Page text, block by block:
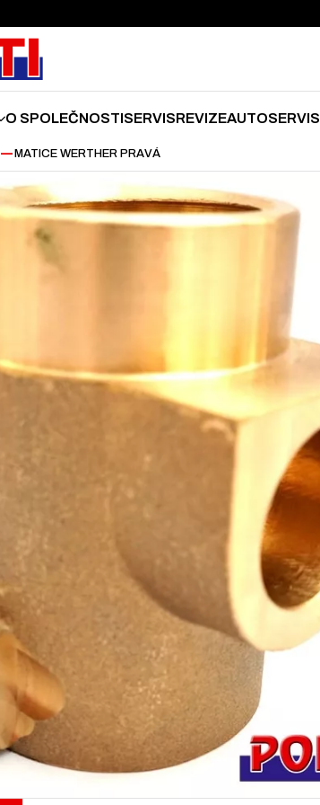
O SPOLEČNOSTISERVISREVIZEAUTOSERVIS
—MATICE WERTHER PRAVÁ